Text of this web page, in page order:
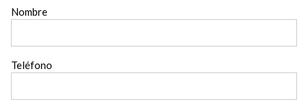
Nombre
Teléfono